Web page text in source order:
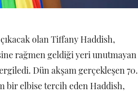
olan Tiffany Haddish,
rağmen geldiği yeri unutmayan
Dün akşam gerçekleşen 70.
bir elbise tercih eden Haddish,